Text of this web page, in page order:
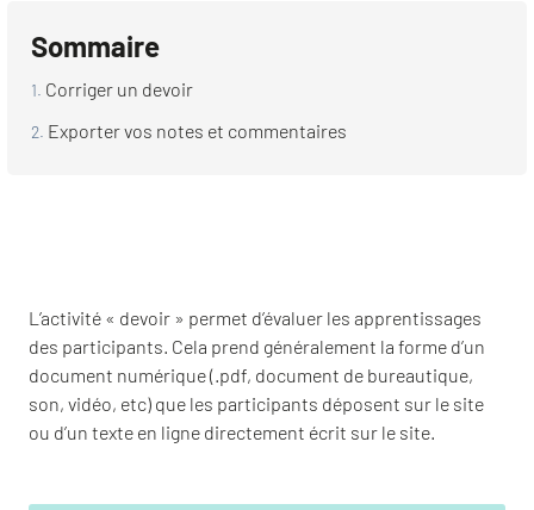
Sommaire
Corriger un devoir
Exporter vos notes et commentaires
L’activité « devoir » permet d’évaluer les apprentissages
des participants. Cela prend généralement la forme d’un
document numérique (.pdf, document de bureautique,
son, vidéo, etc) que les participants déposent sur le site
ou d’un texte en ligne directement écrit sur le site.